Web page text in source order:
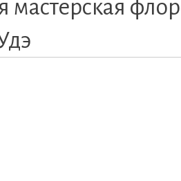
мастерская